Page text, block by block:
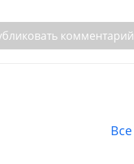
комментарий